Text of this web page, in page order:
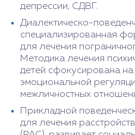
депрессии, СДВГ.
Диалектическо-
специализированная
для лечения
Методика лечения
детей сфокусирована
эмоциональной
межличностных
Прикладной
для лечения